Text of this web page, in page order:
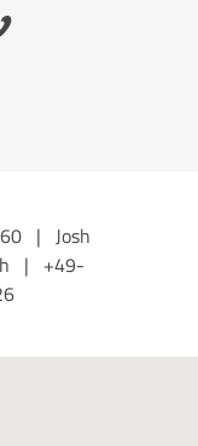
| Josh
| +49-